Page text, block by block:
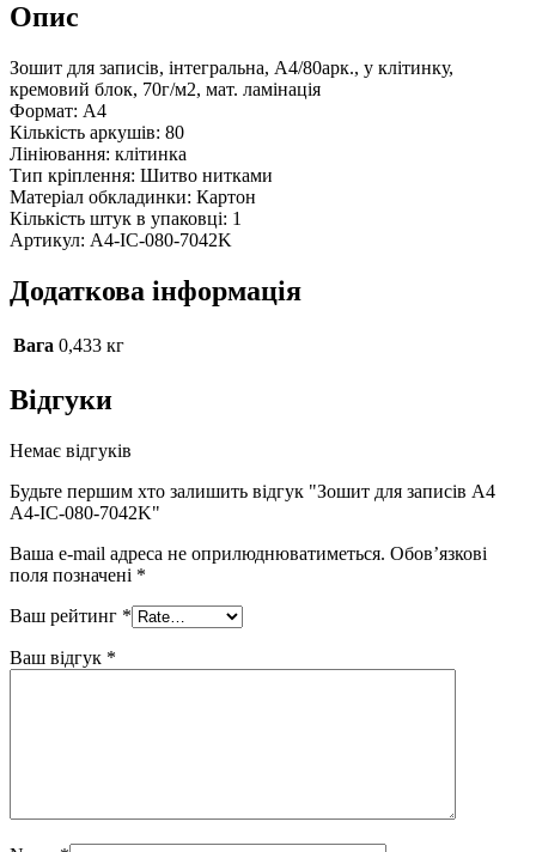
Опис
Зошит для записів, інтегральна, А4/80арк., у клітинку,
кремовий блок, 70г/м2, мат. ламінація
Формат: А4
Кількість аркушів: 80
Лініювання: клітинка
Тип кріплення: Шитво нитками
Матеріал обкладинки: Картон
Кількість штук в упаковці: 1
Артикул: A4-IC-080-7042K
Додаткова інформація
Вага 0,433 кг
Відгуки
Немає відгуків
Будьте першим хто залишить відгук "Зошит для записів А4
A4-IC-080-7042K"
Ваша e-mail адреса не оприлюднюватиметься. Обов’язкові
поля позначені *
Ваш рейтинг *
Ваш відгук *